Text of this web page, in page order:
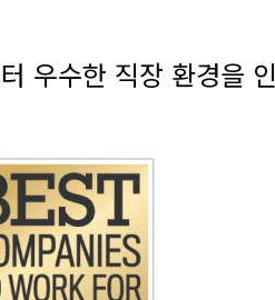
우수한 직장 환경을 인